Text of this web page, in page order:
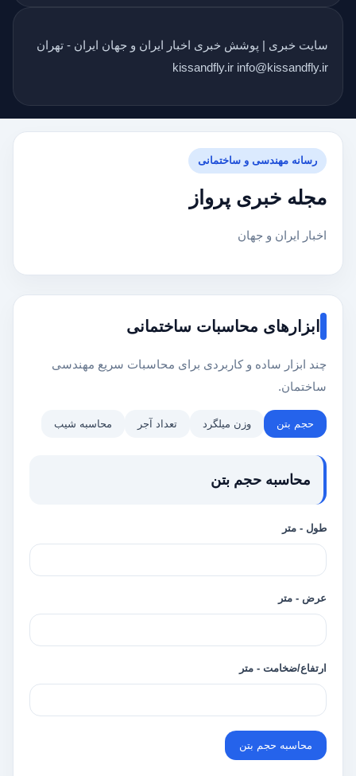
سایت خبری | پوشش خبری اخبار ایران و جهان ایران - تهران
kissandfly.ir info@kissandfly.ir
رسانه مهندسی و ساختمانی
مجله خبری پرواز
اخبار ایران و جهان
ابزارهای محاسبات ساختمانی
چند ابزار ساده و کاربردی برای محاسبات سریع مهندسی
ساختمان.
حجم بتن وزن میلگرد تعداد آجر محاسبه شیب
محاسبه حجم بتن
طول - متر
عرض - متر
ارتفاع/ضخامت - متر
محاسبه حجم بتن